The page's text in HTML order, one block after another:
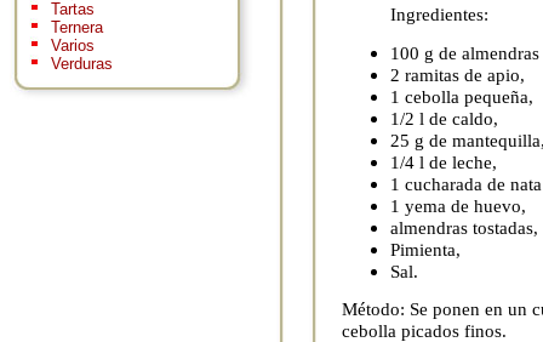
Tartas
Ternera
Varios
Verduras
Ingredientes:
100 g de
2 ramitas de apio,
1 cebolla pequeña,
1/2 l de caldo,
25 g de
1/4 l de leche,
1 cucharada de
1 yema de huevo,
almendras tostadas,
Pimienta,
Sal.
Método: Se ponen en un
cebolla picados finos.